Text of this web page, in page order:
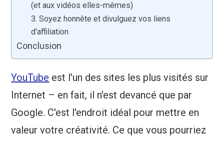
(et aux vidéos elles-mêmes)
3. Soyez honnête et divulguez vos liens
d'affiliation
Conclusion
YouTube est l'un des sites les plus visités sur
Internet – en fait, il n'est devancé que par
Google. C'est l'endroit idéal pour mettre en
valeur votre créativité. Ce que vous pourriez